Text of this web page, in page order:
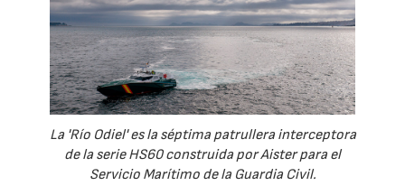
La 'Río Odiel' es la séptima patrullera interceptora
de la serie HS60 construida por Aister para el
Servicio Marítimo de la Guardia Civil.